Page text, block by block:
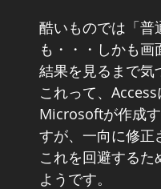
酷いものでは「普
も・・・しかも
結果を見るまで気
これって、
Microsoftが作成
すが、一向に修正
これを回避する
ようです。